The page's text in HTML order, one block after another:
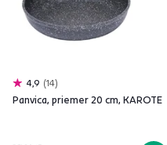
4,9 14
Panvica, priemer 20 cm, KAROTE